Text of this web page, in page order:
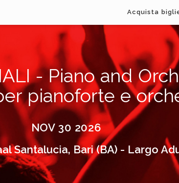
Acquista
- Piano and
pianoforte e
NOV 30 2026
Santalucia, Bari (BA) - Largo